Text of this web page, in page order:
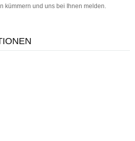
kümmern und uns bei Ihnen melden.